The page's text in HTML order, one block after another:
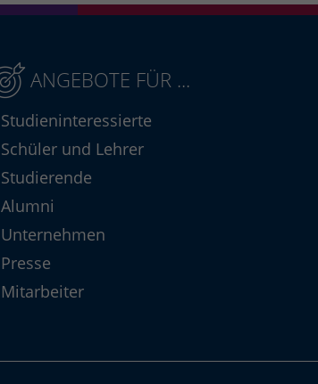
ANGEBOTE FÜR ...
Studieninteressierte
Schüler und Lehrer
Studierende
Alumni
Unternehmen
Presse
Mitarbeiter